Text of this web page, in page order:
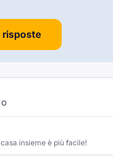
risposte
insieme è più facile!